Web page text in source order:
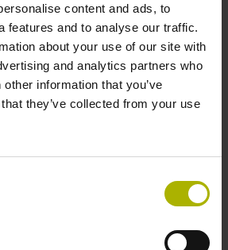
content and ads, to
features and to analyse our traffic.
about your use of our site with
and analytics partners who
information that you’ve
they’ve collected from your use
15-pin
15-pin